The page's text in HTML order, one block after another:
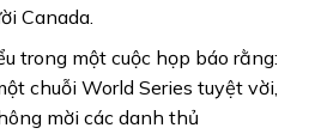
Canada.
trong một cuộc họp báo rằng:
chuỗi World Series tuyệt vời,
mời các danh thủ